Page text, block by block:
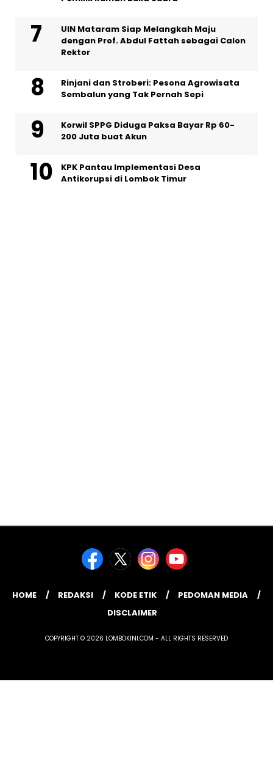
UIN Mataram Siap Melangkah Maju
dengan Prof. Abdul Fattah sebagai Calon
Rektor
Rinjani dan Stroberi: Pesona Agrowisata
Sembalun yang Tak Pernah Sepi
Korwil SPPG Diduga Paksa Bayar Rp 60-
200 Juta buat Akun
KPK Pantau Implementasi Desa
Antikorupsi di Lombok Timur
HOME REDAKSI KODE ETIK
PEDOMAN MEDIA
DISCLAIMER
COPYRIGHT © 2026 LOMBOKINI.COM - ALL RIGHTS RESERVED